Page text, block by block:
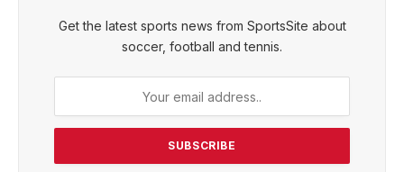
Get the latest sports news from SportsSite about
soccer, football and tennis.